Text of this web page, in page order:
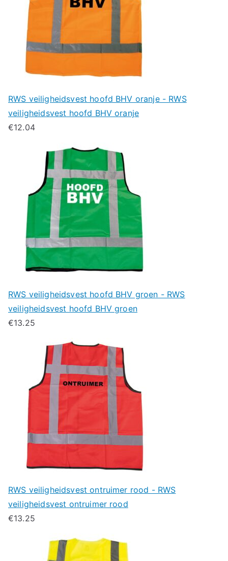
RWS veiligheidsvest hoofd BHV oranje - RWS
veiligheidsvest hoofd BHV oranje
€12.04
RWS veiligheidsvest hoofd BHV groen - RWS
veiligheidsvest hoofd BHV groen
€13.25
RWS veiligheidsvest ontruimer rood - RWS
veiligheidsvest ontruimer rood
€13.25